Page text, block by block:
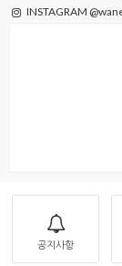
INSTAGRAM
공지사항